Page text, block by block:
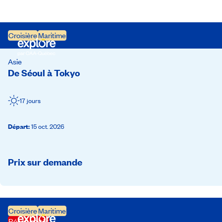
CroisièreMaritime
De Séoul à Tokyo
Asie
17 jours
Départ:15 oct. 2026
Prix sur demande
CroisièreMaritime